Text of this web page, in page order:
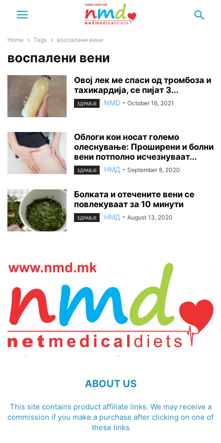
Home Tags воспалени вени
воспалени вени
Овој лек ме спаси од тромбоза и
тахикардија, се пијат 3...
ЗДРАВЈЕ NMD - October 16, 2021
Облоги кои носат големо
олеснување: Проширени и болни
вени потполно исчезнуваат...
ЗДРАВЈЕ НМД - September 8, 2020
Болката и отечените вени се
повлекуваат за 10 минути
ЗДРАВЈЕ НМД - August 13, 2020
ABOUT US
This site contains product affiliate links. We may receive a
commission if you make a purchase after clicking on one of
these links